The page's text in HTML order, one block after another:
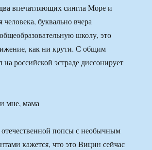
впечатляющих сингла Море и
буквально вчера
школу, это
как ни крути. С общим
на российской эстраде диссонирует
мне, мама
попсы с необычным
кажется, что это Вицин сейчас